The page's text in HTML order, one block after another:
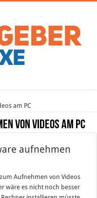
am PC
von Videos am PC
aufnehmen
Aufnehmen von Videos
wäre es nicht noch besser